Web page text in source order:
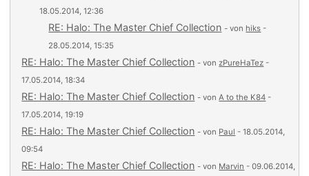
18.05.2014, 12:36
RE: Halo: The Master Chief Collection - von hiks -
28.05.2014, 15:35
RE: Halo: The Master Chief Collection - vonzPureHaTez -
17.05.2014, 18:34
RE: Halo: The Master Chief Collection - vonA to the K84 -
17.05.2014, 19:19
RE: Halo: The Master Chief Collection - von Paul - 18.05.2014,
09:54
RE: Halo: The Master Chief Collection - von Marvin - 09.06.2014,